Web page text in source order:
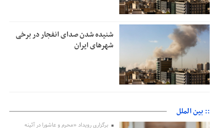
شنیده شدن صدای انفجار در برخی
شهرهای ایران
:: بین الملل
برگزاری رویداد «محرم و عاشورا در آئینه